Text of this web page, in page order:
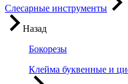
Слесарные инструменты
Назад
Бокорезы
Клейма буквенные и